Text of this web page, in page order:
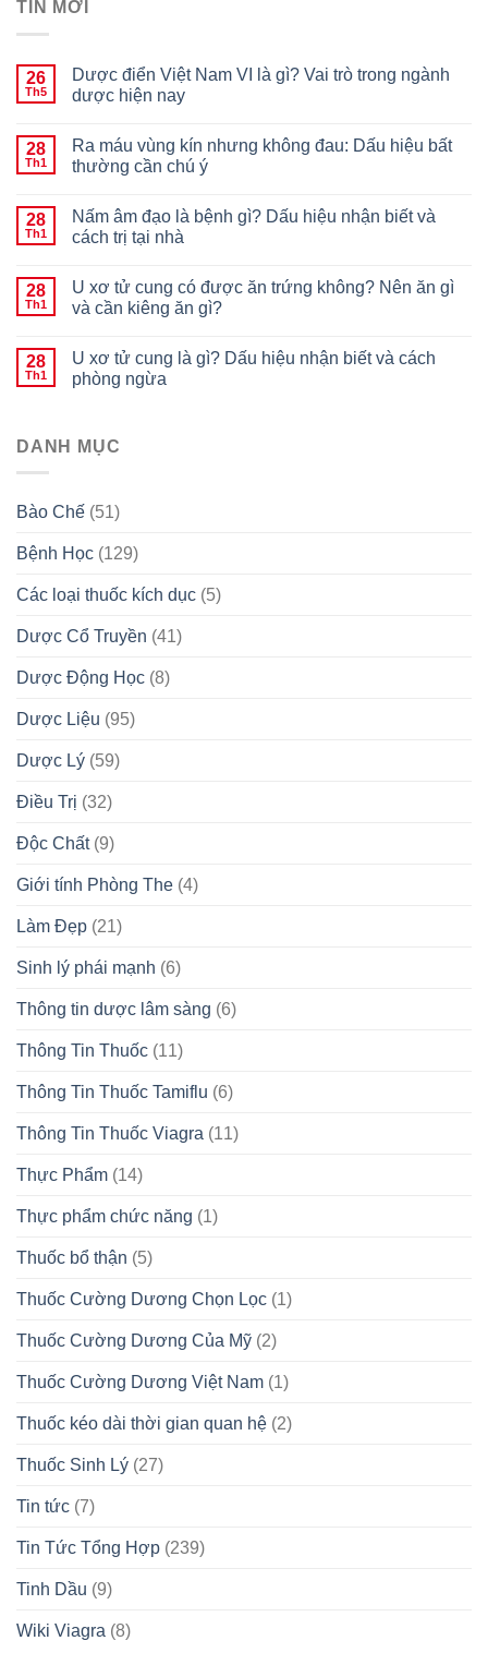
TIN MỚI
26
Th5
Dược điển Việt Nam VI là gì? Vai trò trong ngành
dược hiện nay
28
Th1
Ra máu vùng kín nhưng không đau: Dấu hiệu bất
thường cần chú ý
28
Th1
Nấm âm đạo là bệnh gì? Dấu hiệu nhận biết và
cách trị tại nhà
28
Th1
U xơ tử cung có được ăn trứng không? Nên ăn gì
và cần kiêng ăn gì?
28
Th1
U xơ tử cung là gì? Dấu hiệu nhận biết và cách
phòng ngừa
DANH MỤC
Bào Chế (51)
Bệnh Học (129)
Các loại thuốc kích dục (5)
Dược Cổ Truyền (41)
Dược Động Học (8)
Dược Liệu (95)
Dược Lý (59)
Điều Trị (32)
Độc Chất(9)
Giới tính Phòng The (4)
Làm Đẹp (21)
Sinh lý phái mạnh (6)
Thông tin dược lâm sàng (6)
Thông Tin Thuốc (11)
Thông Tin Thuốc Tamiflu (6)
Thông Tin Thuốc Viagra (11)
Thực Phẩm (14)
Thực phẩm chức năng (1)
Thuốc bổ thận (5)
Thuốc Cường Dương Chọn Lọc (1)
Thuốc Cường Dương Của Mỹ (2)
Thuốc Cường Dương Việt Nam (1)
Thuốc kéo dài thời gian quan hệ (2)
Thuốc Sinh Lý (27)
Tin tức (7)
Tin Tức Tổng Hợp (239)
Tinh Dầu (9)
Wiki Viagra (8)